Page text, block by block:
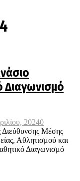
Διαγωνισμό
20240
Διεύθυνσης Μέσης
Αθλητισμού και
Διαγωνισμό